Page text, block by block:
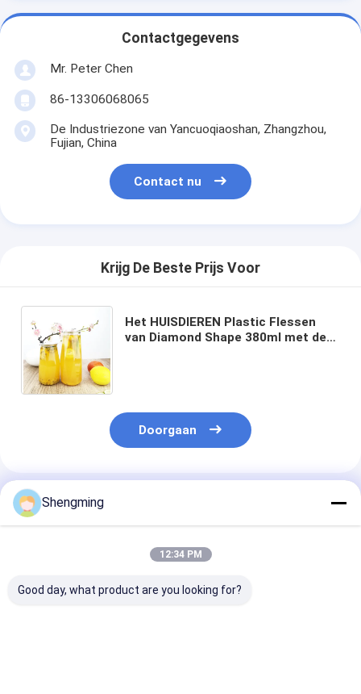
Contactgegevens
Mr. Peter Chen
86-13306068065
De Industriezone van Yancuoqiaoshan, Zhangzhou,
Fujian, China
Contact nu
Krijg De Beste Prijs Voor
Het HUISDIEREN Plastic Flessen
van Diamond Shape 380ml met de
Doorgaan
Geadviseerde Producten
Shengming
12:34 PM
Good day, what product are you looking for?